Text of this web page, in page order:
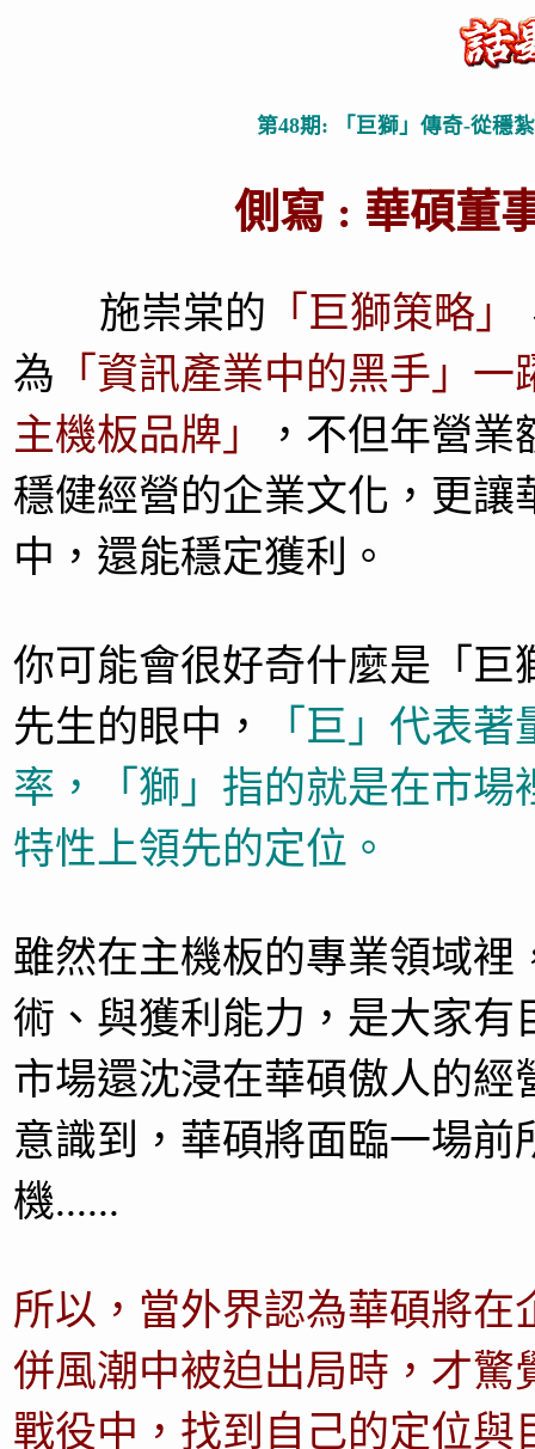
第48期: 「巨獅」傳奇-從穩
側寫 : 華碩董
施崇棠的 「巨獅策略」
為 「資訊產業中的黑手」
主機板品牌」
，不但年營
穩健經營的企業文化，更讓
中，還能穩定獲利。
你可能會很好奇什麼是「巨
先生的眼中，
「巨」代表
率，「獅」指的就是在市場
特性上領先的定位。
雖然在主機板的專業領域裡
術、與獲利能力，是大家有
市場還沈浸在華碩傲人的經
意識到，華碩將面臨一場前
機......
所以，當外界認為華碩將在
併風潮中被迫出局時，才驚
戰役中，找到自己的定位與